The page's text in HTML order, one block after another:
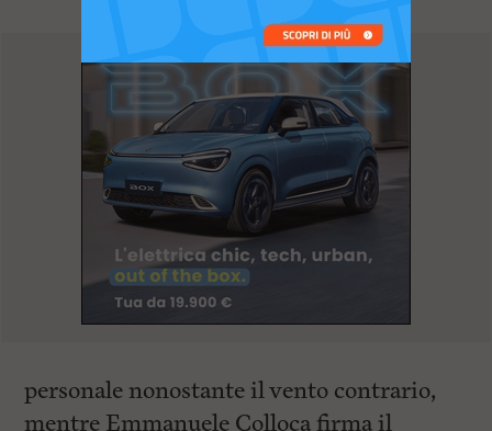
personale nonostante il vento contrario,
mentre Emmanuele Colloca firma il